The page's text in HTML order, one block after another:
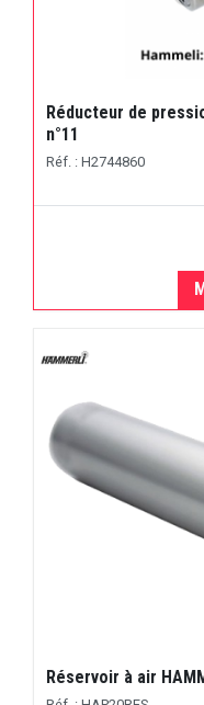
Réducteur de
n°11
Réf. : H2744860
Réservoir à air